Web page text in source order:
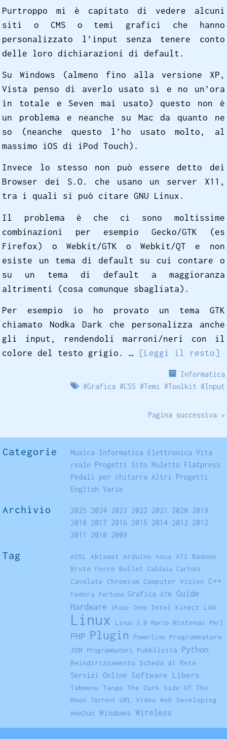
Purtroppo mi è capitato di vedere alcuni
siti o CMS o temi grafici che hanno
personalizzato l’input senza tenere conto
delle loro dichiarazioni di default.
Su Windows (almeno fino alla versione XP,
Vista penso di averlo usato sì e no un’ora
in totale e Seven mai usato) questo non è
un problema e neanche su Mac da quanto ne
so (neanche questo l’ho usato molto, al
massimo iOS di iPod Touch).
Invece lo stesso non può essere detto dei
Browser dei S.O. che usano un server X11,
tra i quali si può citare GNU Linux.
Il problema è che ci sono moltissime
combinazioni per esempio Gecko/GTK (es
Firefox) o Webkit/GTK o Webkit/QT e non
esiste un tema di default su cui contare o
su un tema di default a maggioranza
altrimenti (cosa comunque sbagliata).
Per esempio io ho provato un tema GTK
chiamato Nodka Dark che personalizza anche
gli input, rendendoli marroni/neri con il
colore del testo grigio. …
[Leggi il resto]
Informatica
#Grafica #CSS#Temi #Toolkit #Input
Pagina successiva »
Categorie Musica Informatica Elettronica Vita
reale Progetti Sito Muletto Flatpress
Pedali per chitarra Altri Progetti
English Varie
Archivio 2025 2024 2023 2022 2021 2020 2019
2018 2017 2016 2015 2014 2013 2012
2011
2010 2009
Tag ADSL Akismet Arduino Asus
ATI Radeon
Brute Force
Bullet Caldaia Cartoni
Cavolate Chromium Computer Vision C++
Fedora Fortuna Grafica GTK Guide
Hardware iFuse Inno Intel Kinect LAN
Linux Linux 3.0 Mario Nintendo Perl
PHP Plugin Powerline
Programmatore
JDM
Programmatori Pubblicità Python
Reindirizzamento Scheda di Rete
Servizi Online Software Libero
Tabmenu Tango The Dark Side Of The
Moon Torrent URL Video Web Developing
WeeChat Windows Wireless